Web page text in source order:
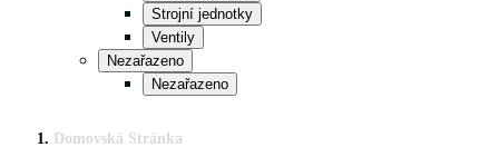
Strojní jednotky
Ventily
Nezařazeno
Nezařazeno
Domovská Stránka